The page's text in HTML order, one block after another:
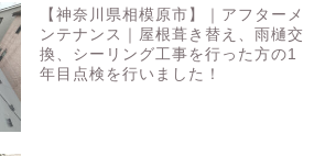
【神奈川県相模原市】｜アフターメ
ンテナンス｜屋根葺き替え、雨樋交
換、シーリング工事を行った方の1
年目点検を行いました！